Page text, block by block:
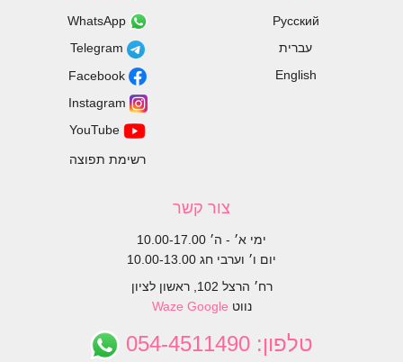
Русский
עברית
English
רשימת תפוצה
צור קשר
ימי א׳ - ה׳ 10.00-17.00
יום ו׳ וערבי חג 10.00-13.00
רח׳ הרצל 102, ראשון לציון
נווט
Waze Google
טלפון: 054-4511490